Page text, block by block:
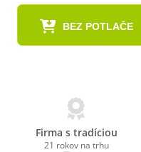
BEZ POTLAČE
Firma s tradíciou
21 rokov na trhu